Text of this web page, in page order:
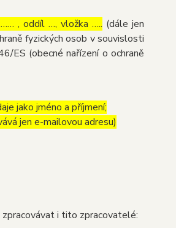
, oddíl …, vložka ….. (dále jen
fyzických osob v souvislosti
ES (obecné nařízení o ochraně
jako jméno a příjmení;
jen e-mailovou adresu)
zpracovávat i tito zpracovatelé: